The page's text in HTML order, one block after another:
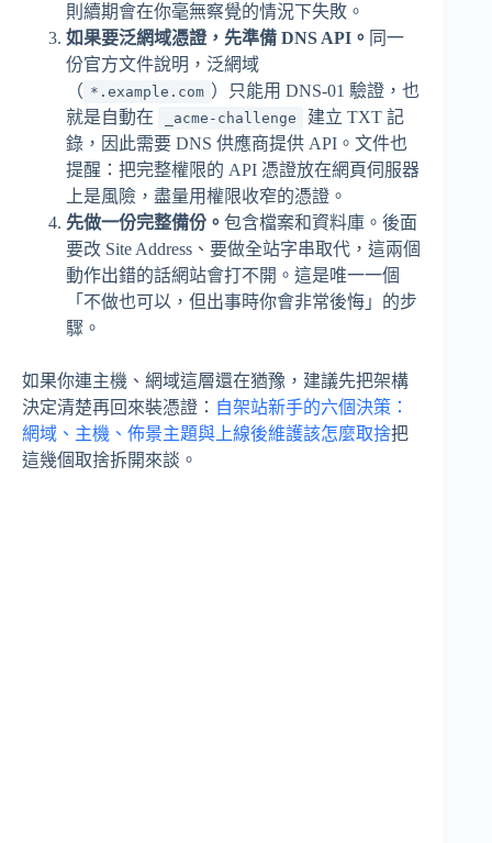
則續期會在你毫無察覺的情況下失敗。
如果要泛網域憑證，先準備 DNS API。 同一
份官方文件說明，泛網域
（ *.example.com ）只能用 DNS-01 驗證，也
就是自動在
_acme-challenge
建立 TXT 記
錄，因此需要 DNS 供應商提供 API。文件也
提醒：把完整權限的 API 憑證放在網頁伺服器
上是風險，盡量用權限收窄的憑證。
先做一份完整備份。 包含檔案和資料庫。後面
要改 Site Address、要做全站字串取代，這兩個
動作出錯的話網站會打不開。這是唯一一個
「不做也可以，但出事時你會非常後悔」的步
驟。
如果你連主機、網域這層還在猶豫，建議先把架構
決定清楚再回來裝憑證： 自架站新手的六個決策：
網域、主機、佈景主題與上線後維護該怎麼取捨把
這幾個取捨拆開來談。